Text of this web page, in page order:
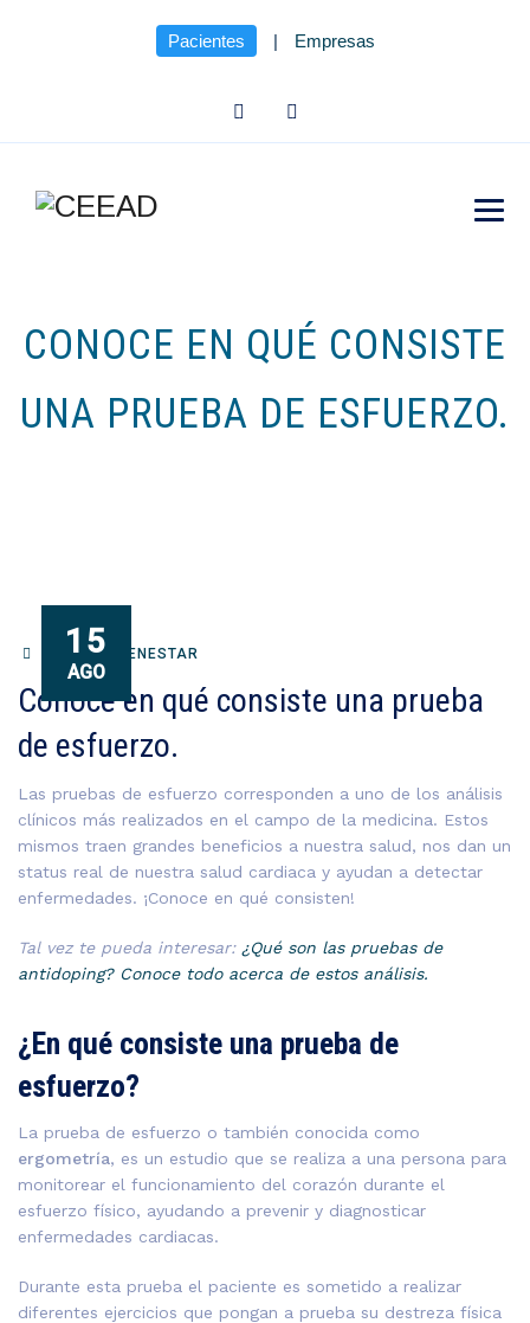
Pacientes | Empresas
CONOCE EN QUÉ CONSISTE
UNA PRUEBA DE ESFUERZO.
15
AGO
SALUD Y BIENESTAR
Conoce en qué consiste una prueba
de esfuerzo.
Las pruebas de esfuerzo corresponden a uno de los análisis
clínicos más realizados en el campo de la medicina. Estos
mismos traen grandes beneficios a nuestra salud, nos dan un
status real de nuestra salud cardiaca y ayudan a detectar
enfermedades. ¡Conoce en qué consisten!
Tal vez te pueda interesar: ¿Qué son las pruebas de
antidoping? Conoce todo acerca de estos análisis.
¿En qué consiste una prueba de
esfuerzo?
La prueba de esfuerzo o también conocida como
ergometría, es un estudio que se realiza a una persona para
monitorear el funcionamiento del corazón durante el
esfuerzo físico, ayudando a prevenir y diagnosticar
enfermedades cardiacas.
Durante esta prueba el paciente es sometido a realizar
diferentes ejercicios que pongan a prueba su destreza física